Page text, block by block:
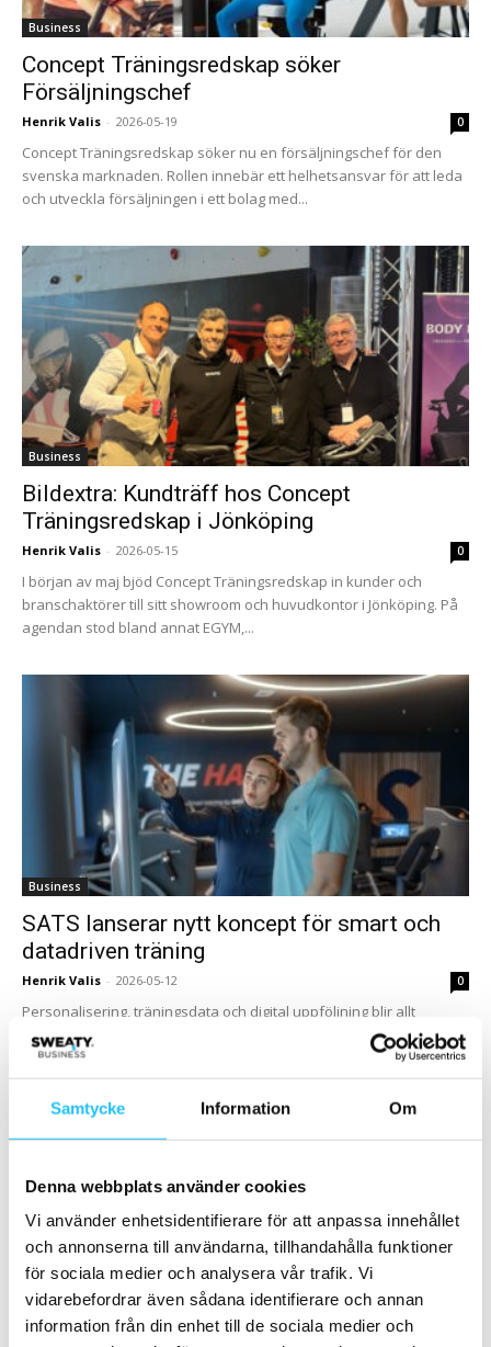
Samtycke Information Om
Denna webbplats använder cookies
Vi använder enhetsidentifierare för att anpassa innehållet
och annonserna till användarna, tillhandahålla funktioner
för sociala medier och analysera vår trafik. Vi
vidarebefordrar även sådana identifierare och annan
information från din enhet till de sociala medier och
Business
Concept Träningsredskap söker
Försäljningschef
Henrik Valis - 2026-05-19 0
Concept Träningsredskap söker nu en försäljningschef för den
svenska marknaden. Rollen innebär ett helhetsansvar för att leda
och utveckla försäljningen i ett bolag med...
Business
Bildextra: Kundträff hos Concept
Träningsredskap i Jönköping
Henrik Valis - 2026-05-15 0
I början av maj bjöd Concept Träningsredskap in kunder och
branschaktörer till sitt showroom och huvudkontor i Jönköping. På
agendan stod bland annat EGYM,...
Business
SATS lanserar nytt koncept för smart och
datadriven träning
Henrik Valis - 2026-05-12 0
Personalisering, träningsdata och digital uppföljning blir allt
viktigare inom gymbranschen. Nu har SATS lanserat “The Hack –
Smart Training by SATS” – ett nytt...